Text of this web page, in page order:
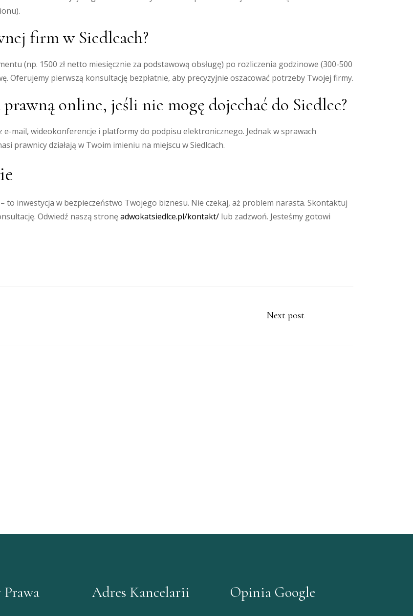
firm w Siedlcach?
(np. 1500 zł netto miesięcznie za podstawową obsługę) po rozliczenia godzinowe (300-500
Oferujemy pierwszą konsultację bezpłatnie, aby precyzyjnie oszacować potrzeby Twojej firmy.
online, jeśli nie mogę dojechać do Siedlec?
mail, wideokonferencje i platformy do podpisu elektronicznego. Jednak w sprawach
prawnicy działają w Twoim imieniu na miejscu w Siedlcach.
to inwestycja w bezpieczeństwo Twojego biznesu. Nie czekaj, aż problem narasta. Skontaktuj
Odwiedź naszą stronę adwokatsiedlce.pl/kontakt/ lub zadzwoń. Jesteśmy gotowi
Next post
Prawa Adres Kancelarii Opinia Google